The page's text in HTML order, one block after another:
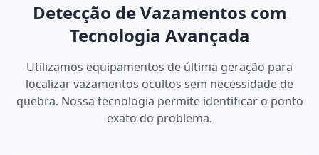
Detecção de Vazamentos com
Tecnologia Avançada
Utilizamos equipamentos de última geração para
localizar vazamentos ocultos sem necessidade de
quebra. Nossa tecnologia permite identificar o ponto
exato do problema.